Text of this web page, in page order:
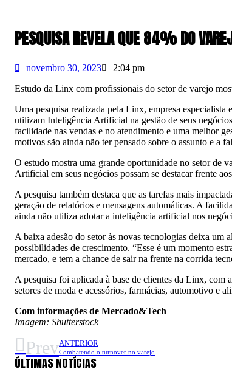
PESQUISA REVELA QUE 84% DO
novembro 30, 2023
2:04 pm
Estudo da Linx com profissionais do setor de varejo
Uma pesquisa realizada pela Linx, empresa
utilizam Inteligência Artificial na gestão de seus
facilidade nas vendas e no atendimento e uma melhor
motivos são ainda não ter pensado sobre o assunto e a
O estudo mostra uma grande oportunidade no setor de
Artificial em seus negócios possam se destacar frente
A pesquisa também destaca que as tarefas mais
geração de relatórios e mensagens automáticas. A
ainda não utiliza adotar a inteligência artificial nos
A baixa adesão do setor às novas tecnologias deixa
possibilidades de crescimento. “Esse é um momento
mercado, e tem a chance de sair na frente na corrida
A pesquisa foi aplicada à base de clientes da Linx, com
setores de moda e acessórios, farmácias, automotivo e
Com informações de Mercado&Tech
Imagem: Shutterstock
PrevANTERIOR
Combatendo o turnover no varejo
ÚLTIMAS NOTÍCIAS